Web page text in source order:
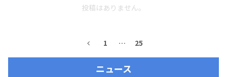
投稿はありません。
1 … 25
ニュース